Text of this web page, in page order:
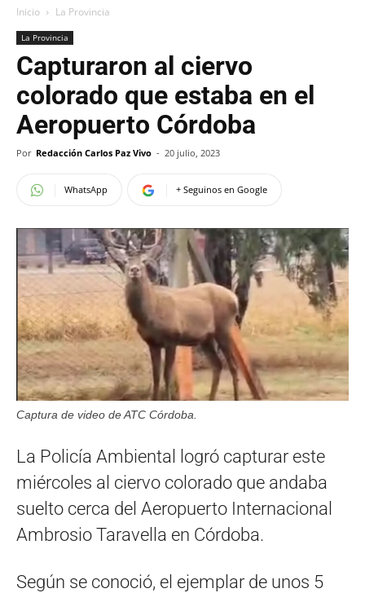
Inicio La Provincia
La Provincia
Capturaron al ciervo
colorado que estaba en el
Aeropuerto Córdoba
Por Redacción Carlos Paz Vivo - 20 julio, 2023
WhatsApp + Seguinos en Google
Captura de video de ATC Córdoba.
La Policía Ambiental logró capturar este
miércoles al ciervo colorado que andaba
suelto cerca del Aeropuerto Internacional
Ambrosio Taravella en Córdoba.
Según se conoció, el ejemplar de unos 5